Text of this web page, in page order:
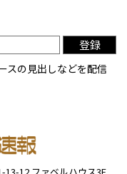
登録
スの見出しなどを配信